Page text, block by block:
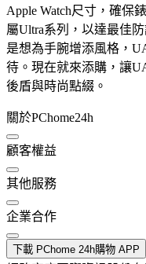
Apple Watch尺寸，確保
屬Ultra系列，以達最佳
是想為手腕增添風格，
待。現在就來添購，讓
後盾與時尚點綴。
關於PChome24h
顧客權益
其他服務
企業合作
下載 PChome 24h購物 APP